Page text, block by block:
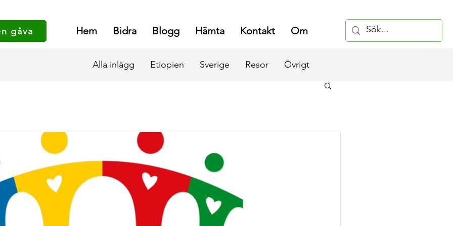
gåva Hem Bidra Blogg Hämta Kontakt Om
Alla inlägg Etiopien Sverige Resor Övrigt